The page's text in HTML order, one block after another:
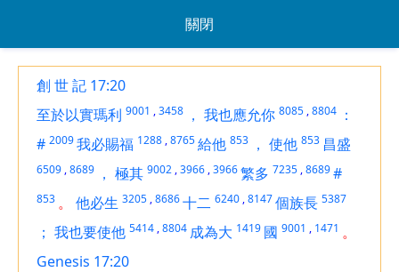
關閉
創 世 記 17:20
至於以實瑪利 9001 ,3458 ， 我也應允你 8085 ,8804 ：
# 2009我必賜福 1288 ,8765給他 853 ， 使他 853 昌盛
6509 ,8689 ， 極其 9002 ,3966 ,3966繁多 7235 ,8689#
853 。 他必生 3205 ,8686十二 6240 ,8147個族長 5387
； 我也要使他 5414 ,8804 成為大 1419 國 9001 , 1471 。
Genesis 17:20